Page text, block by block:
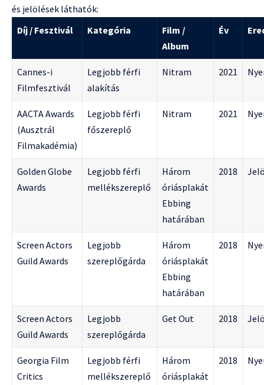
és jelölések láthatók:
Díj / Fesztivál
Kategória
Film /
Album
Év
Cannes-i
Filmfesztivál
Legjobb férfi
alakítás
Nitram 2021
AACTA Awards
(Ausztrál
Filmakadémia)
Legjobb férfi
főszereplő
Nitram 2021
Golden Globe
Awards
Legjobb férfi
mellékszereplő
Három
óriásplakát
Ebbing
határában
2018
Screen Actors
Guild Awards
Legjobb
szereplőgárda
Három
óriásplakát
Ebbing
határában
2018
Screen Actors
Guild Awards
Legjobb
szereplőgárda
Get Out 2018
Georgia Film
Critics
Legjobb férfi
mellékszereplő
Három
óriásplakát
2018